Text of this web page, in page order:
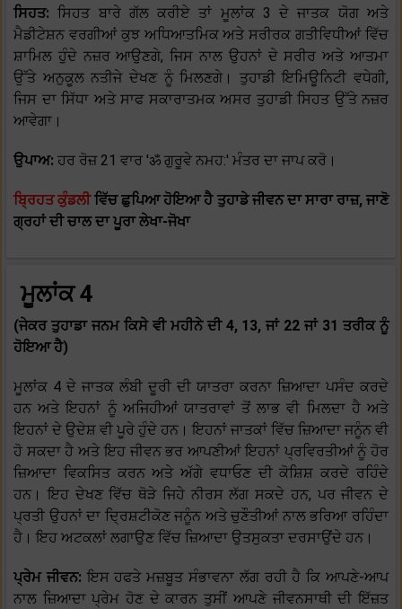
ਸਿਹਤ:ਸਿਹਤ ਬਾਰੇ ਗੱਲ ਕਰੀਏ ਤਾਂ ਮੂਲਾਂਕ 3 ਦੇ ਜਾਤਕ ਯੋਗ ਅਤੇ
ਮੈਡੀਟੇਸ਼ਨ ਵਰਗੀਆਂ ਕੁਝ ਅਧਿਆਤਮਿਕ ਅਤੇ ਸਰੀਰਕ ਗਤੀਵਿਧੀਆਂ ਵਿੱਚ
ਸ਼ਾਮਿਲ ਹੁੰਦੇ ਨਜ਼ਰ ਆਉਣਗੇ, ਜਿਸ ਨਾਲ ਉਹਨਾਂ ਦੇ ਸਰੀਰ ਅਤੇ ਆਤਮਾ
ਉੱਤੇ ਅਨੁਕੂਲ ਨਤੀਜੇ ਦੇਖਣ ਨੂੰ ਮਿਲਣਗੇ। ਤੁਹਾਡੀ ਇਮਿਊਨਿਟੀ ਵਧੇਗੀ,
ਜਿਸ ਦਾ ਸਿੱਧਾ ਅਤੇ ਸਾਫ ਸਕਾਰਾਤਮਕ ਅਸਰ ਤੁਹਾਡੀ ਸਿਹਤ ਉੱਤੇ ਨਜ਼ਰ
ਆਵੇਗਾ।
ਉਪਾਅ: ਹਰ ਰੋਜ਼ 21 ਵਾਰ 'ॐ ਗੁਰੂਵੇ ਨਮਹ:' ਮੰਤਰ ਦਾ ਜਾਪ ਕਰੋ।
ਬ੍ਰਿਹਤ ਕੁੰਡਲੀਵਿੱਚ ਛੁਪਿਆ ਹੋਇਆ ਹੈ ਤੁਹਾਡੇ ਜੀਵਨ ਦਾ ਸਾਰਾ ਰਾਜ਼, ਜਾਣੋ
ਗ੍ਰਹਾਂ ਦੀ ਚਾਲ ਦਾ ਪੂਰਾ ਲੇਖਾ-ਜੋਖਾ
ਮੂਲਾਂਕ 4
(ਜੇਕਰ ਤੁਹਾਡਾ ਜਨਮ ਕਿਸੇ ਵੀ ਮਹੀਨੇ ਦੀ 4, 13, ਜਾਂ 22 ਜਾਂ 31 ਤਰੀਕ ਨੂੰ
ਹੋਇਆ ਹੈ)
ਮੂਲਾਂਕ 4 ਦੇ ਜਾਤਕ ਲੰਬੀ ਦੂਰੀ ਦੀ ਯਾਤਰਾ ਕਰਨਾ ਜ਼ਿਆਦਾ ਪਸੰਦ ਕਰਦੇ
ਹਨ ਅਤੇ ਇਹਨਾਂ ਨੂੰ ਅਜਿਹੀਆਂ ਯਾਤਰਾਵਾਂ ਤੋਂ ਲਾਭ ਵੀ ਮਿਲਦਾ ਹੈ ਅਤੇ
ਇਹਨਾਂ ਦੇ ਉਦੇਸ਼ ਵੀ ਪੂਰੇ ਹੁੰਦੇ ਹਨ। ਇਹਨਾਂ ਜਾਤਕਾਂ ਵਿੱਚ ਜ਼ਿਆਦਾ ਜਨੂੰਨ ਵੀ
ਹੋ ਸਕਦਾ ਹੈ ਅਤੇ ਇਹ ਜੀਵਨ ਭਰ ਆਪਣੀਆਂ ਇਹਨਾਂ ਪ੍ਰਵਿਰਤੀਆਂ ਨੂੰ ਹੋਰ
ਜ਼ਿਆਦਾ ਵਿਕਸਿਤ ਕਰਨ ਅਤੇ ਅੱਗੇ ਵਧਾਓਣ ਦੀ ਕੋਸ਼ਿਸ਼ ਕਰਦੇ ਰਹਿੰਦੇ
ਹਨ। ਇਹ ਦੇਖਣ ਵਿੱਚ ਥੋੜੇ ਜਿਹੇ ਨੀਰਸ ਲੱਗ ਸਕਦੇ ਹਨ, ਪਰ ਜੀਵਨ ਦੇ
ਪ੍ਰਤੀ ਉਹਨਾਂ ਦਾ ਦ੍ਰਿਸ਼ਟੀਕੋਣ ਜਨੂੰਨ ਅਤੇ ਚੁਣੌਤੀਆਂ ਨਾਲ ਭਰਿਆ ਰਹਿੰਦਾ
ਹੈ। ਇਹ ਅਟਕਲਾਂ ਲਗਾਉਣ ਵਿੱਚ ਜ਼ਿਆਦਾ ਉਤਸੁਕਤਾ ਦਰਸਾਉਂਦੇ ਹਨ।
ਪ੍ਰੇਮ ਜੀਵਨ:ਇਸ ਹਫਤੇ ਮਜ਼ਬੂਤ ਸੰਭਾਵਨਾ ਲੱਗ ਰਹੀ ਹੈ ਕਿ ਆਪਣੇ-ਆਪ
ਨਾਲ ਜ਼ਿਆਦਾ ਪ੍ਰੇਮ ਹੋਣ ਦੇ ਕਾਰਨ ਤੁਸੀਂ ਆਪਣੇ ਜੀਵਨਸਾਥੀ ਦੀ ਇੱਜ਼ਤ